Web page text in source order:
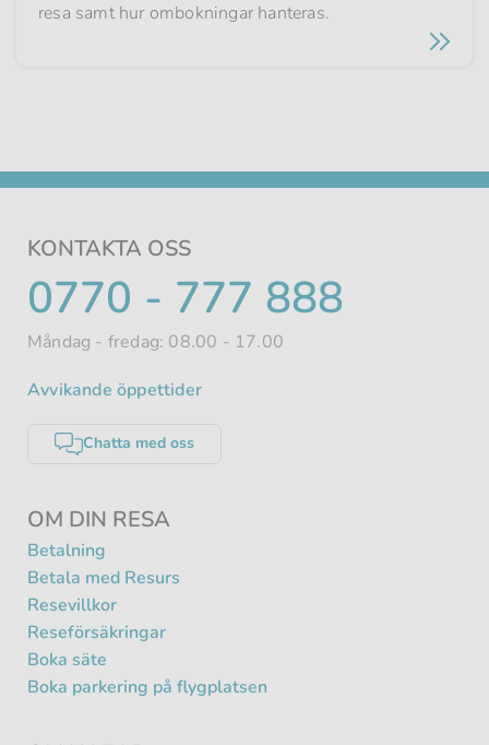
resa samt hur om­bokningar hanteras.
OM DIN RESA
Betalning
Betala med Resurs
Resevillkor
Reseförsäkringar
Boka säte
Boka parkering på flygplatsen
KONTAKTA OSS
TELEFONNUMMER
0770 - 777 888
Måndag - fredag: 08.00 - 17.00
Avvikande öppettider
Chatta med oss